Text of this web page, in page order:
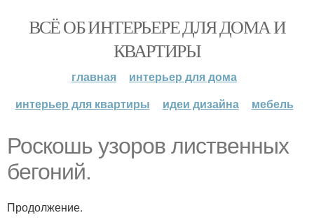
ВСЁ ОБ ИНТЕРЬЕРЕ ДЛЯ ДОМА И
КВАРТИРЫ
главная
интерьер для дома
интерьер для квартиры
идеи дизайна мебель
Роскошь узоров лиственных
бегоний.
Продолжение.